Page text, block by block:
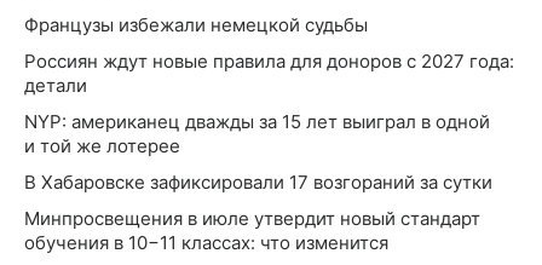
Французы избежали немецкой судьбы
Россиян ждут новые правила для доноров с 2027 года:
детали
NYP: американец дважды за 15 лет выиграл в одной
и той же лотерее
В Хабаровске зафиксировали 17 возгораний за сутки
Минпросвещения в июле утвердит новый стандарт
обучения в 10−11 классах: что изменится